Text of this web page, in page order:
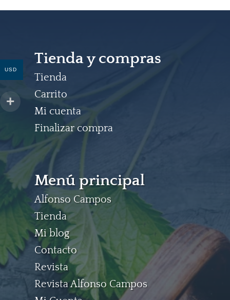
Tienda y compras
Tienda
Carrito
Mi cuenta
Finalizar compra
Menú principal
Alfonso Campos
Tienda
Mi blog
Contacto
Revista
Revista Alfonso Campos
USD